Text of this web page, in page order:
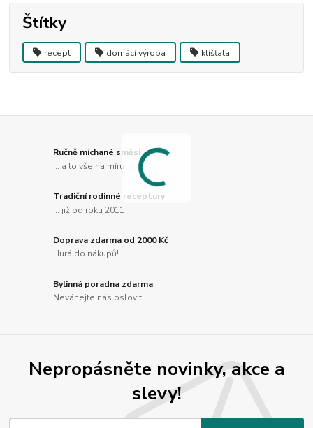
Štítky
recept domácí výroba klíšťata
Ručně míchané směsi
... a to vše na míru
Tradiční rodinné receptury
... již od roku 2011
Doprava zdarma od 2000 Kč
Hurá do nákupů!
Bylinná poradna zdarma
Neváhejte nás oslovit!
Nepropásněte novinky, akce a
slevy!